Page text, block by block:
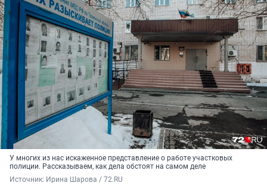
У многих из нас искаженное представление о работе участковых
полиции. Рассказываем, как дела обстоят на самом деле
Источник: Ирина Шарова / 72.RU